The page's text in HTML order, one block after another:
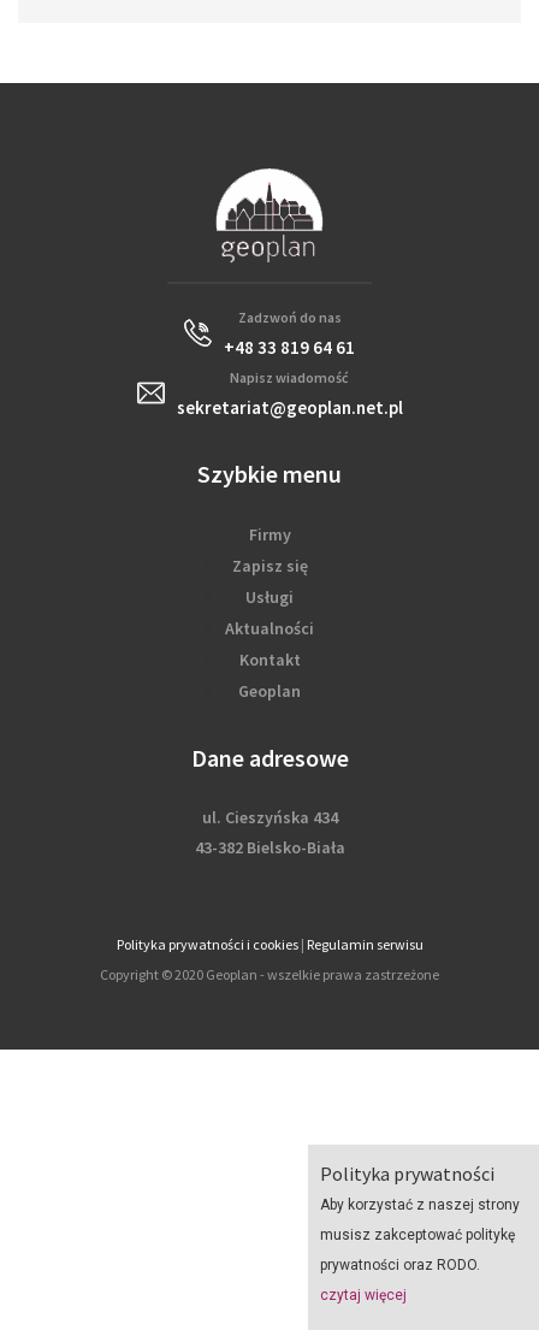
Polityka prywatności
Aby korzystać z naszej strony
musisz zakceptować politykę
prywatności oraz RODO.
czytaj więcej
Zadzwoń do nas
+48 33 819 64 61
Napisz wiadomość
sekretariat@geoplan.net.pl
Szybkie menu
Firmy
Zapisz się
Usługi
Aktualności
Kontakt
Geoplan
Dane adresowe
ul. Cieszyńska 434
43-382 Bielsko-Biała
Polityka prywatności i cookies| Regulamin serwisu
Copyright © 2020 Geoplan - wszelkie prawa zastrzeżone